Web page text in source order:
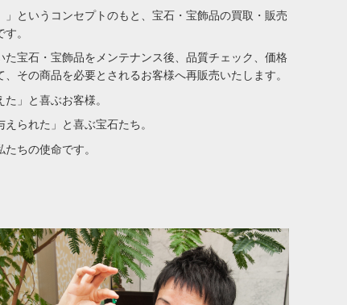
」というコンセプトのもと、宝石・宝飾品の買取・販売
。
た宝石・宝飾品をメンテナンス後、品質チェック、価格
その商品を必要とされるお客様へ再販売いたします。
た」と喜ぶお客様。
られた」と喜ぶ宝石たち。
ちの使命です。